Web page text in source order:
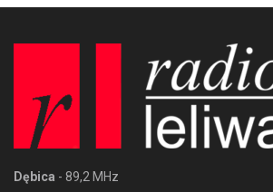
Dębica - 89,2 MHz